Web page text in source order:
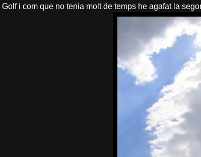
Golf i com que no tenia molt de temps he agafat la